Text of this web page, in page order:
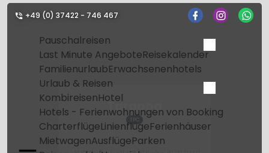
+49 (0) 37422 - 746 467
Pauschalreisen
Last Minute AngeboteReisekalender
FamilienurlaubErwachsenenhotels
Urlaub & Reisen
KombireisenHotel
Hotels - Ferienwohnungen von Booking
CharterflügeLinienflügeFerienhäuser
MietwagenAusflügeParken
Tarapoa
TPC